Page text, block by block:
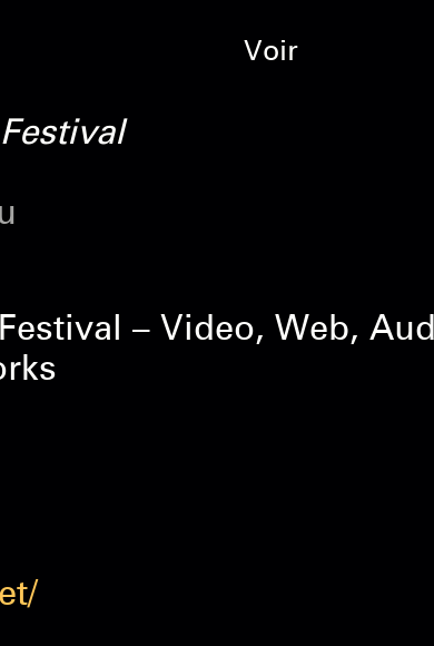
Voir
– Video, Web,